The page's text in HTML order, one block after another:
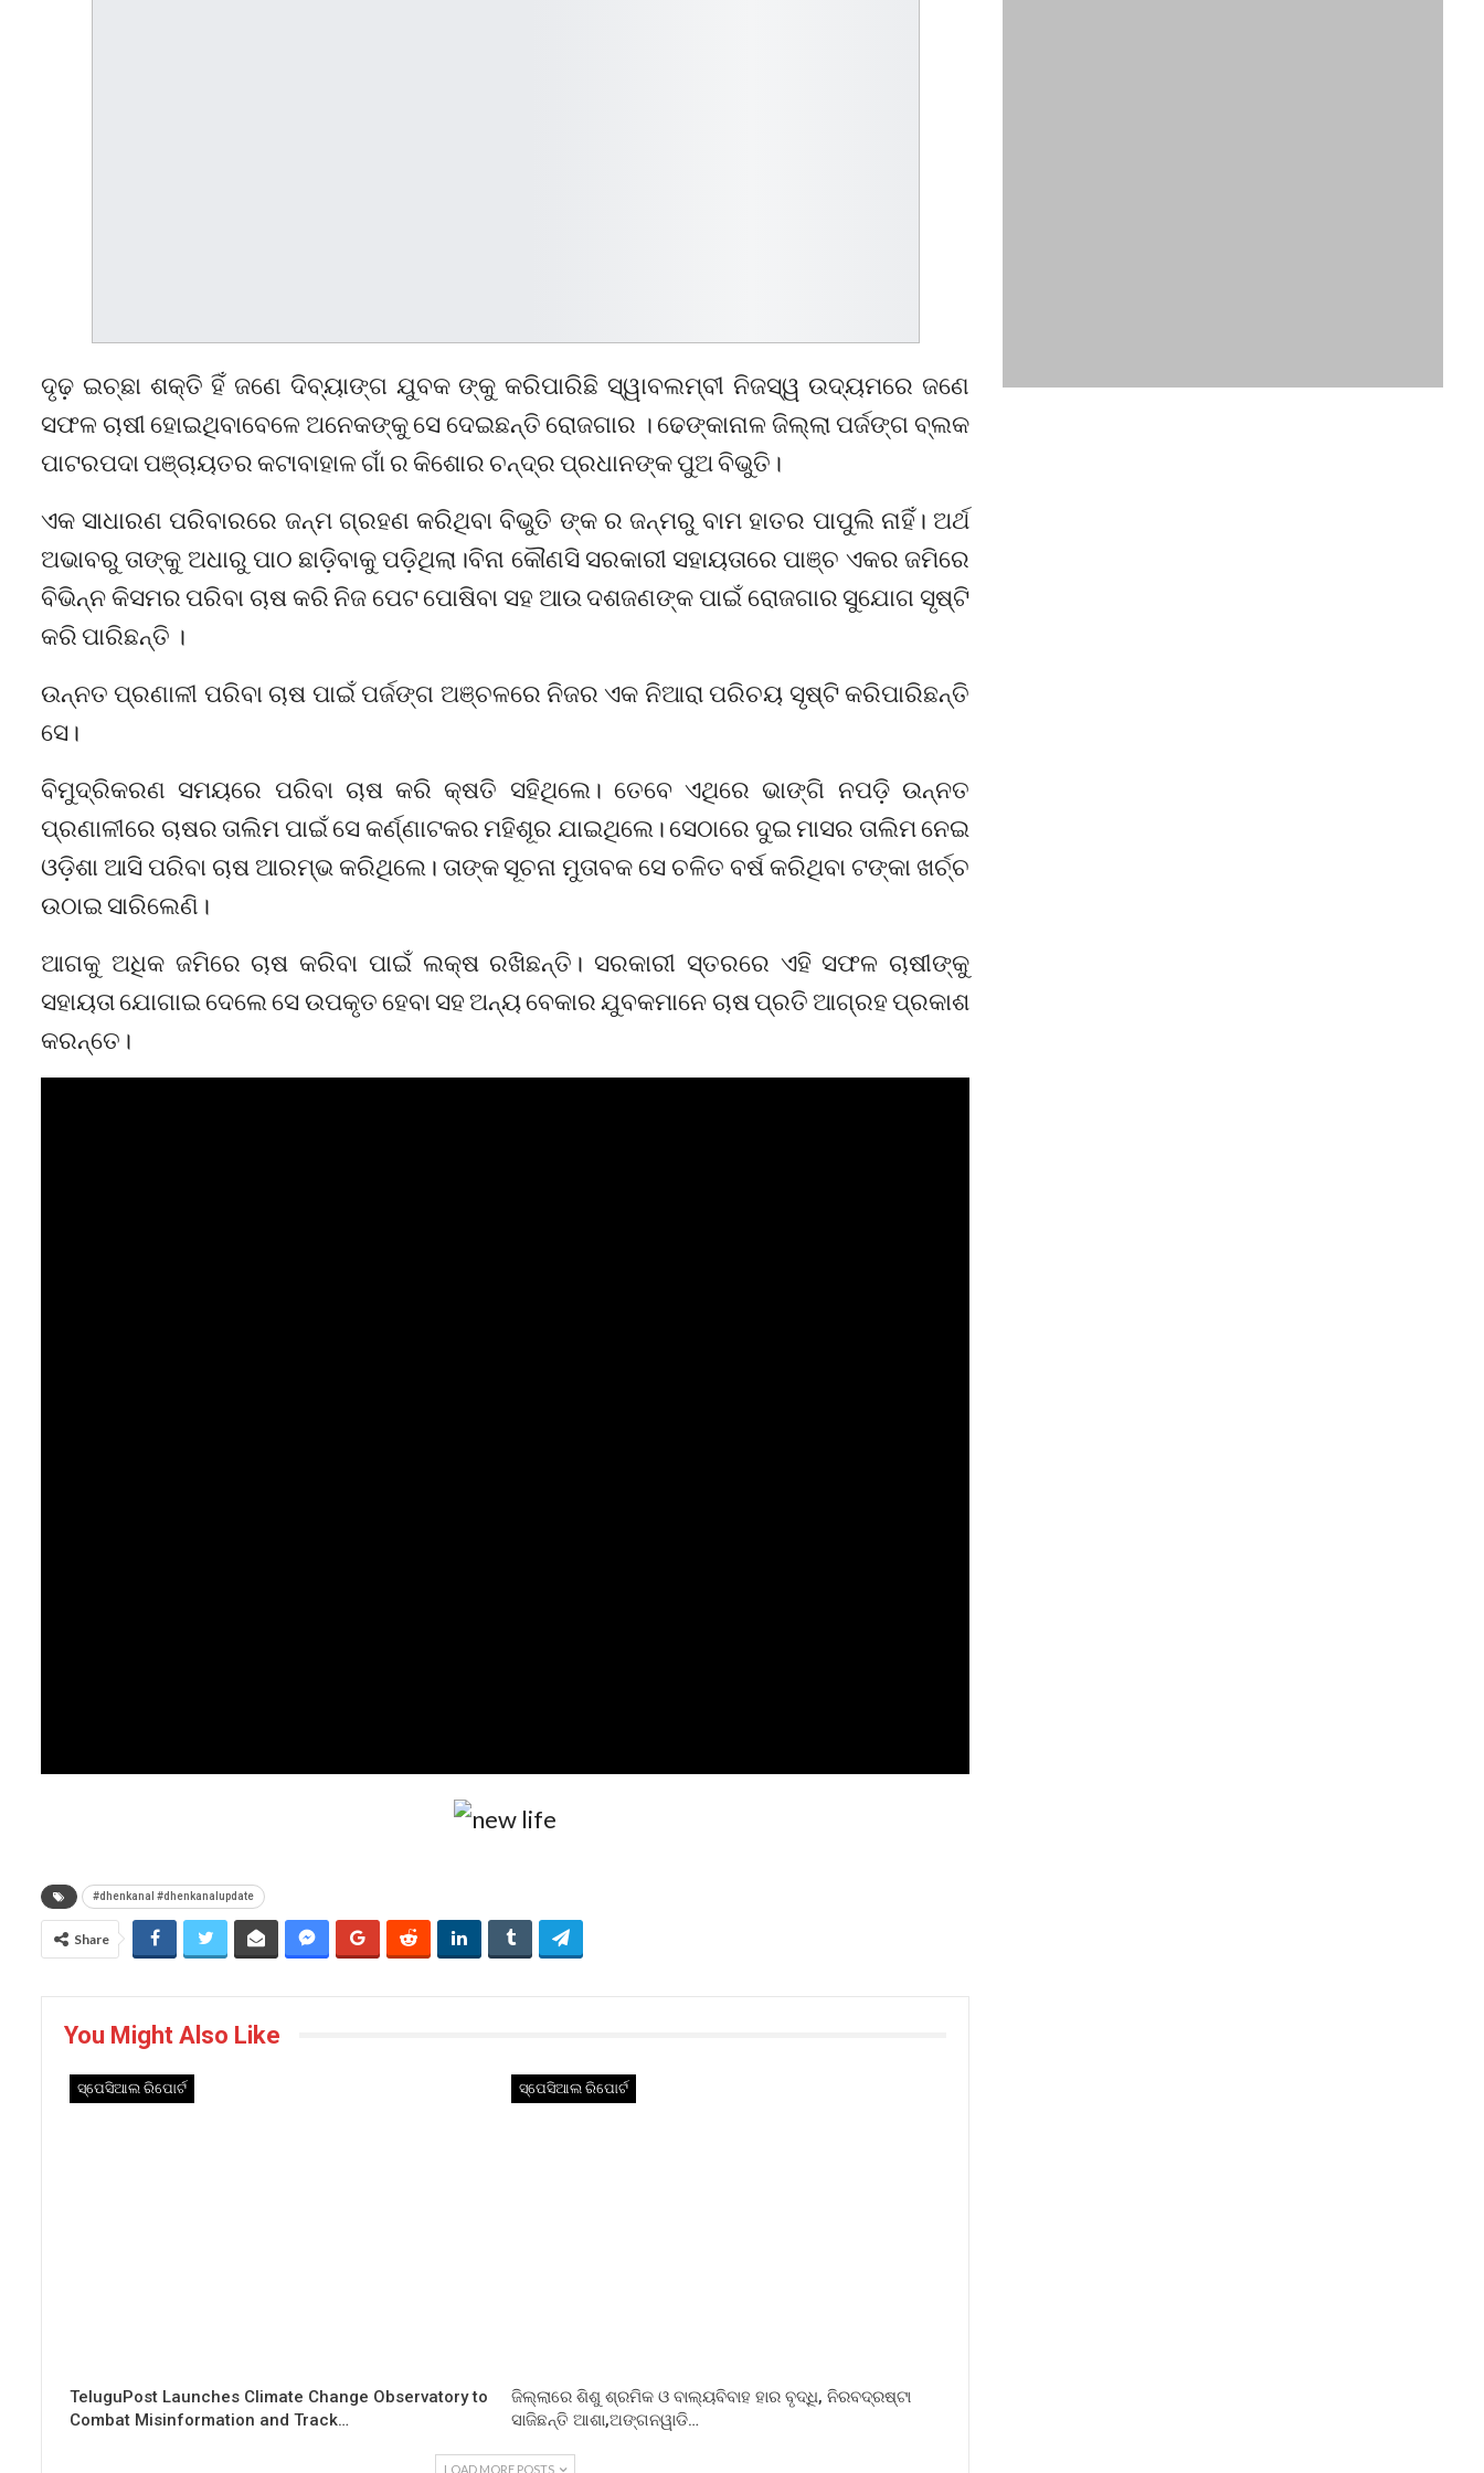
ଦୃଢ଼ ଇଚ୍ଛା ଶକ୍ତି ହିଁ ଜଣେ ଦିବ୍ୟାଙ୍ଗ ଯୁବକ ଙ୍କୁ କରିପାରିଛି ସ୍ୱାବଲମ୍ବୀ ନିଜସ୍ୱ ଉଦ୍ୟମରେ ଜଣେ
ସଫଳ ଚାଷୀ ହୋଇଥିବାବେଳେ ଅନେକଙ୍କୁ ସେ ଦେଇଛନ୍ତି ରୋଜଗାର । ଢେଙ୍କାନାଳ ଜିଲ୍ଲା ପର୍ଜଙ୍ଗ ବ୍ଲକ
ପାଟରପଦା ପଞ୍ଚାୟତର କଟାବାହାଳ ଗାଁ ର କିଶୋର ଚନ୍ଦ୍ର ପ୍ରଧାନଙ୍କ ପୁଅ ବିଭୁତି।
ଏକ ସାଧାରଣ ପରିବାରରେ ଜନ୍ମ ଗ୍ରହଣ କରିଥିବା ବିଭୁତି ଙ୍କ ର ଜନ୍ମରୁ ବାମ ହାତର ପାପୁଲି ନାହିଁ। ଅର୍ଥ
ଅଭାବରୁ ତାଙ୍କୁ ଅଧାରୁ ପାଠ ଛାଡ଼ିବାକୁ ପଡ଼ିଥିଲା।ବିନା କୌଣସି ସରକାରୀ ସହାୟତାରେ ପାଞ୍ଚ ଏକର ଜମିରେ
ବିଭିନ୍ନ କିସମର ପରିବା ଚାଷ କରି ନିଜ ପେଟ ପୋଷିବା ସହ ଆଉ ଦଶଜଣଙ୍କ ପାଇଁ ରୋଜଗାର ସୁଯୋଗ ସୃଷ୍ଟି
କରି ପାରିଛନ୍ତି ।
ଉନ୍ନତ ପ୍ରଣାଳୀ ପରିବା ଚାଷ ପାଇଁ ପର୍ଜଙ୍ଗ ଅଞ୍ଚଳରେ ନିଜର ଏକ ନିଆରା ପରିଚୟ ସୃଷ୍ଟି କରିପାରିଛନ୍ତି
ସେ।
ବିମୁଦ୍ରିକରଣ ସମୟରେ ପରିବା ଚାଷ କରି କ୍ଷତି ସହିଥିଲେ। ତେବେ ଏଥିରେ ଭାଙ୍ଗି ନପଡ଼ି ଉନ୍ନତ
ପ୍ରଣାଳୀରେ ଚାଷର ତାଲିମ ପାଇଁ ସେ କର୍ଣ୍ଣାଟକର ମହିଶୂର ଯାଇଥିଲେ। ସେଠାରେ ଦୁଇ ମାସର ତାଲିମ ନେଇ
ଓଡ଼ିଶା ଆସି ପରିବା ଚାଷ ଆରମ୍ଭ କରିଥିଲେ। ତାଙ୍କ ସୂଚନା ମୁତାବକ ସେ ଚଳିତ ବର୍ଷ କରିଥିବା ଟଙ୍କା ଖର୍ଚ୍ଚ
ଉଠାଇ ସାରିଲେଣି।
ଆଗକୁ ଅଧିକ ଜମିରେ ଚାଷ କରିବା ପାଇଁ ଲକ୍ଷ ରଖିଛନ୍ତି। ସରକାରୀ ସ୍ତରରେ ଏହି ସଫଳ ଚାଷୀଙ୍କୁ
ସହାୟତା ଯୋଗାଇ ଦେଲେ ସେ ଉପକୃତ ହେବା ସହ ଅନ୍ୟ ବେକାର ଯୁବକମାନେ ଚାଷ ପ୍ରତି ଆଗ୍ରହ ପ୍ରକାଶ
କରନ୍ତେ।
#dhenkanal #dhenkanalupdate
Share
You Might Also Like
ସ୍ପେସିଆଲ ରିପୋର୍ଟ
TeluguPost Launches Climate Change Observatory to
Combat Misinformation and Track…
ସ୍ପେସିଆଲ ରିପୋର୍ଟ
ଜିଲ୍ଲାରେ ଶିଶୁ ଶ୍ରମିକ ଓ ବାଲ୍ୟବିବାହ ହାର ବୃଦ୍ଧି, ନିରବଦ୍ରଷ୍ଟା
ସାଜିଛନ୍ତି ଆଶା,ଅଙ୍ଗନୱାଡି…
LOAD MORE POSTS